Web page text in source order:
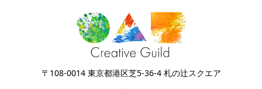
〒108-0014 東京都港区芝5-36-4 札の辻スクエア